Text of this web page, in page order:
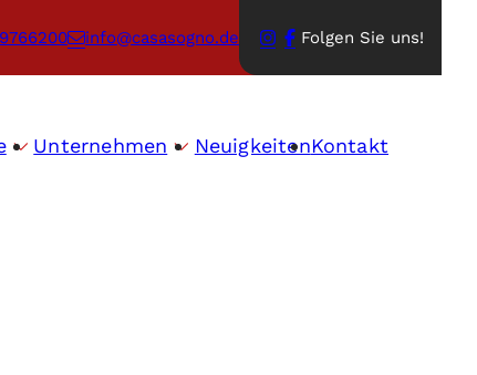
info@casasogno.de Folgen Sie uns!
Unternehmen
NeuigkeitenKontakt